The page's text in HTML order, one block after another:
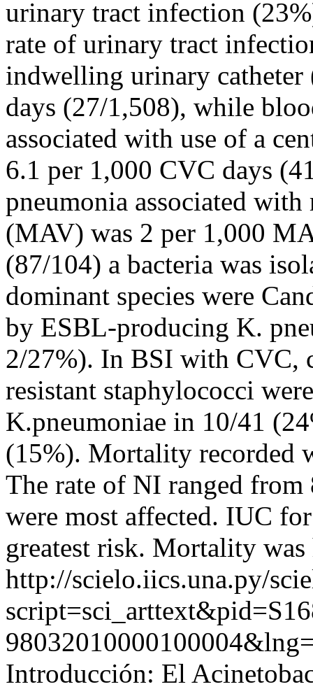
urinary tract infection
rate of urinary tract
indwelling urinary
days (27/1,508), while
associated with use of a
6.1 per 1,000 CVC days
pneumonia associated
(MAV) was 2 per 1,000
(87/104) a bacteria was
dominant species were
by ESBL-producing K.
2/27%). In BSI with CVC,
resistant staphylococci
K.pneumoniae in 10/41
(15%). Mortality recorded
The rate of NI ranged from
were most affected. IUC
greatest risk. Mortality
http://scielo.iics.una.py/
Introducción: El